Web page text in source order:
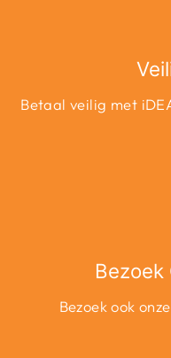
Betaal veilig met
Bezoek
Bezoek ook